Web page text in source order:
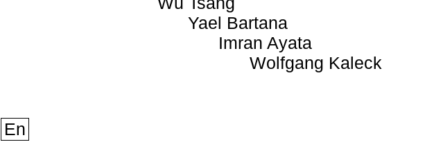
Yael Bartana
Imran Ayata
Wolfgang Kaleck
En